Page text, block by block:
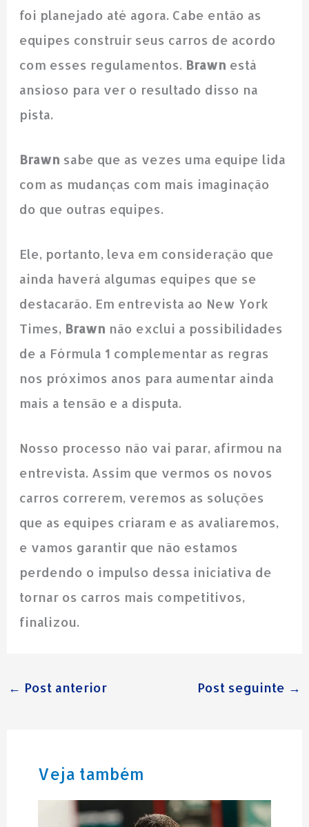
foi planejado até agora. Cabe então as
equipes construir seus carros de acordo
com esses regulamentos. Brawn está
ansioso para ver o resultado disso na
pista.
Brawn sabe que as vezes uma equipe lida
com as mudanças com mais imaginação
do que outras equipes.
Ele, portanto, leva em consideração que
ainda haverá algumas equipes que se
destacarão. Em entrevista ao New York
Times, Brawn não exclui a possibilidades
de a Fórmula 1 complementar as regras
nos próximos anos para aumentar ainda
mais a tensão e a disputa.
Nosso processo não vai parar, afirmou na
entrevista. Assim que vermos os novos
carros correrem, veremos as soluções
que as equipes criaram e as avaliaremos,
e vamos garantir que não estamos
perdendo o impulso dessa iniciativa de
tornar os carros mais competitivos,
finalizou.
← Post anterior Post seguinte →
Veja também